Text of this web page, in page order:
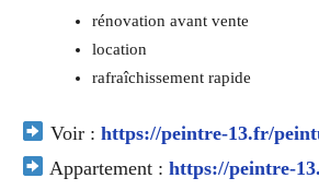
rénovation avant vente
location
rafraîchissement rapide
Voir : https://peintre-13.fr/
Appartement : https://peintre-